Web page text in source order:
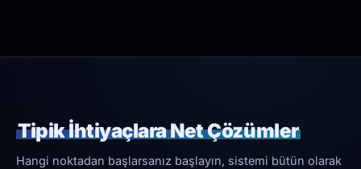
Tipik İhtiyaçlara Net Çözümler
Hangi noktadan başlarsanız başlayın, sistemi bütün olarak